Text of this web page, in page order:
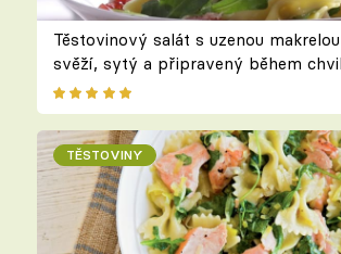
Těstovinový salát s uzenou
svěží, sytý a připravený během
TĚSTOVINY